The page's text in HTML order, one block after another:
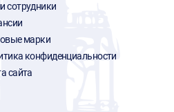
сотрудники
марки
конфиденциальности
сайта